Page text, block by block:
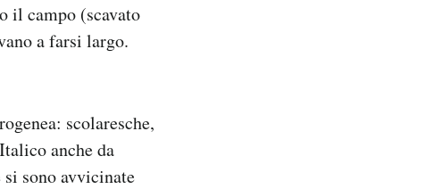
il campo (scavato
a farsi largo.
scolaresche,
anche da
si sono avvicinate